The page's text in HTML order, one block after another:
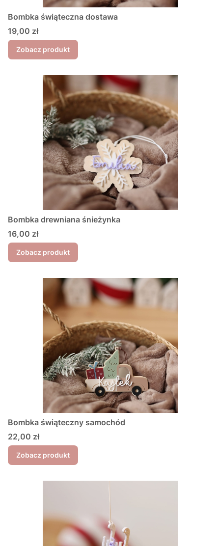
Bombka świąteczna dostawa
Cena
19,00 zł
Zobacz produkt
Bombka drewniana śnieżynka
Cena
16,00 zł
Zobacz produkt
Bombka świąteczny samochód
Cena
22,00 zł
Zobacz produkt